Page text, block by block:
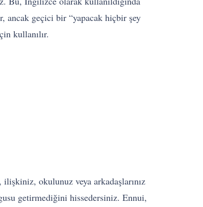
ancak geçici bir “yapacak hiçbir şey
kullanılır.
okulunuz veya arkadaşlarınız
getirmediğini hissedersiniz. Ennui,